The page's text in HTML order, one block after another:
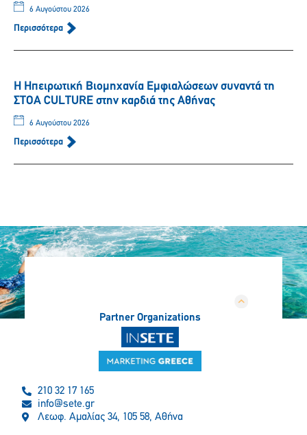
6 Αυγούστου 2026
Περισσότερα
Η Ηπειρωτική Βιομηχανία Εμφιαλώσεων συναντά τη
ΣΤΟΑ CULTURE στην καρδιά της Αθήνας
6 Αυγούστου 2026
Περισσότερα
Partner Organizations
210 32 17 165
info@sete.gr
Λεωφ. Αμαλίας 34, 105 58, Αθήνα